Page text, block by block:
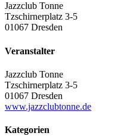
Jazzclub Tonne
Tzschirnerplatz 3-5
01067 Dresden
Veranstalter
Jazzclub Tonne
Tzschirnerplatz 3-5
01067 Dresden
www.jazzclubtonne.de
Kategorien